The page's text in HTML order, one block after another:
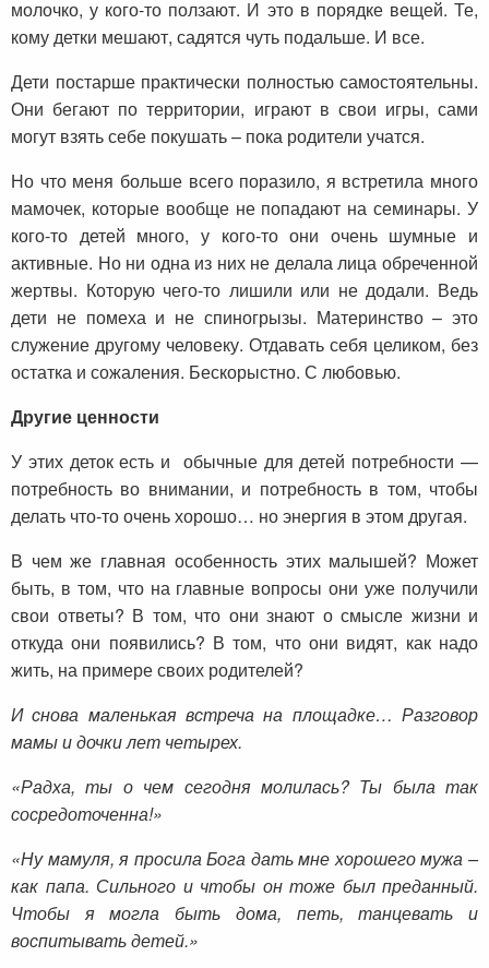
молочко, у кого-то ползают. И это в порядке вещей. Те,
кому детки мешают, садятся чуть подальше. И все.
Дети постарше практически полностью самостоятельны.
Они бегают по территории, играют в свои игры, сами
могут взять себе покушать – пока родители учатся.
Но что меня больше всего поразило, я встретила много
мамочек, которые вообще не попадают на семинары. У
кого-то детей много, у кого-то они очень шумные и
активные. Но ни одна из них не делала лица обреченной
жертвы. Которую чего-то лишили или не додали. Ведь
дети не помеха и не спиногрызы. Материнство – это
служение другому человеку. Отдавать себя целиком, без
остатка и сожаления. Бескорыстно. С любовью.
Другие ценности
У этих деток есть и обычные для детей потребности —
потребность во внимании, и потребность в том, чтобы
делать что-то очень хорошо… но энергия в этом другая.
В чем же главная особенность этих малышей? Может
быть, в том, что на главные вопросы они уже получили
свои ответы? В том, что они знают о смысле жизни и
откуда они появились? В том, что они видят, как надо
жить, на примере своих родителей?
И снова маленькая встреча на площадке… Разговор
мамы и дочки лет четырех.
«Радха, ты о чем сегодня молилась? Ты была так
сосредоточенна!»
«Ну мамуля, я просила Бога дать мне хорошего мужа –
как папа. Сильного и чтобы он тоже был преданный.
Чтобы я могла быть дома, петь, танцевать и
воспитывать детей.»